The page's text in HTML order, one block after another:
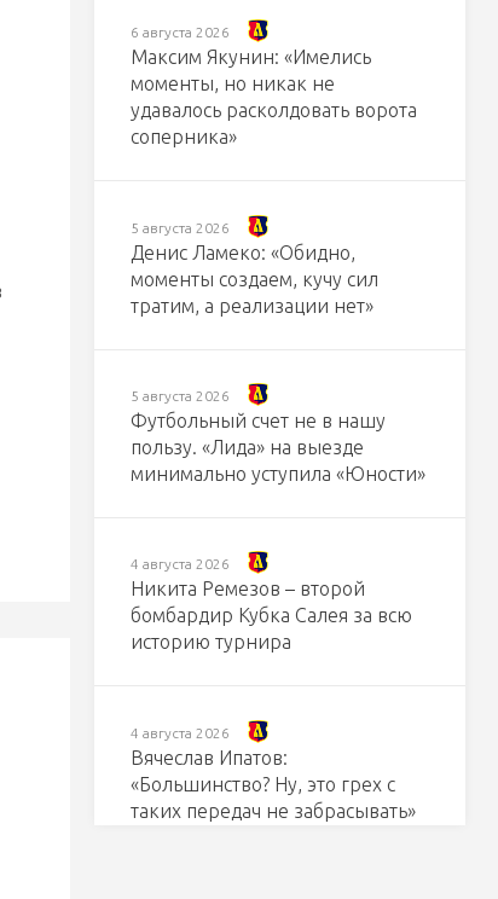
6 августа 2026
Максим Якунин: «Имелись
моменты, но никак не
удавалось расколдовать ворота
соперника»
5 августа 2026
Денис Ламеко: «Обидно,
моменты создаем, кучу сил
тратим, а реализации нет»
5 августа 2026
Футбольный счет не в нашу
пользу. «Лида» на выезде
минимально уступила «Юности»
4 августа 2026
Никита Ремезов – второй
бомбардир Кубка Салея за всю
историю турнира
4 августа 2026
Вячеслав Ипатов:
«Большинство? Ну, это грех с
таких передач не забрасывать»